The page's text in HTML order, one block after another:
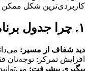
کاربردی‌ترین شکل ممکن
۱. چرا جدول برنامه‌ریزی مهم است؟
دید شفاف از مسیر:
افزایش تمرکز:
پیگیری پیشرفت: